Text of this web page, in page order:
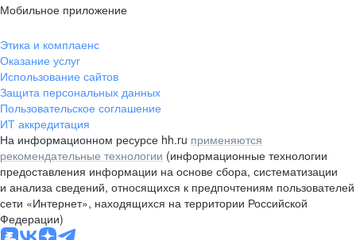
Мобильное приложение
Этика и комплаенс
Оказание услуг
Использование сайтов
Защита персональных данных
Пользовательское соглашение
ИТ аккредитация
На информационном ресурсе hh.ru применяются
рекомендательные технологии (информационные технологии
предоставления информации на основе сбора, систематизации
и анализа сведений, относящихся к предпочтениям пользователей
сети «Интернет», находящихся на территории Российской
Федерации)